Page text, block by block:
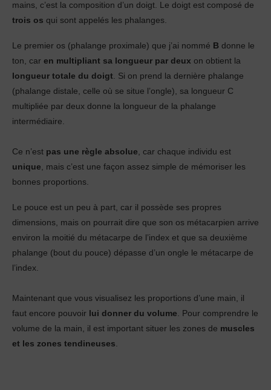
mains, c’est la composition d’un doigt. Le doigt est composé de
trois os qui sont appelés les phalanges.
Le premier os (phalange proximale) que j’ai nommé B donne le
ton, car en multipliant sa longueur par deux on obtient la
longueur totale du doigt. Si on prend la dernière phalange
(phalange distale, celle où se situe l’ongle), sa longueur C
multipliée par deux donne la longueur de la phalange
intermédiaire.
Ce n’est pas une règle absolue, car chaque individu est
unique, mais c’est une façon assez simple de mémoriser les
bonnes proportions.
Le pouce est un peu à part, car il possède ses propres
dimensions, mais on pourrait dire que son os métacarpien arrive
environ la moitié du métacarpe de l’index et que sa deuxième
phalange (bout du pouce) dépasse d’un ongle le métacarpe de
l’index.
Maintenant que vous visualisez les proportions d’une main, il
faut encore pouvoir lui donner du volume. Pour comprendre le
volume de la main, il est important situer les zones de muscles
et les zones tendineuses.